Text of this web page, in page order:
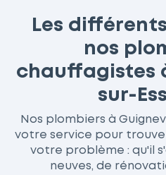
Les
nos
chauffagistes
sur-
Nos plombiers à
votre service pour
votre problème : qu'il
neuves, de